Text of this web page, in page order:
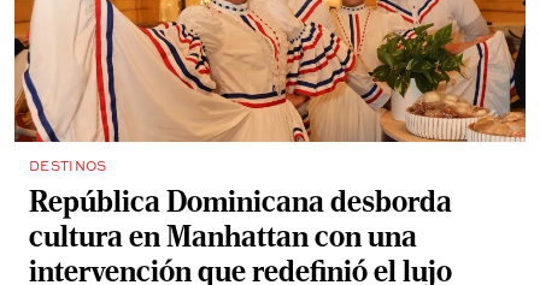
DESTINOS
República Dominicana desborda
cultura en Manhattan con una
intervención que redefinió el lujo